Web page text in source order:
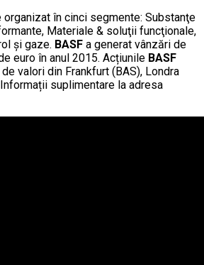
în cinci segmente: Substanţe
Materiale & soluţii funcţionale,
și gaze. BASF a generat vânzări de
euro în anul 2015. Acțiunile BASF
valori din Frankfurt (BAS), Londra
suplimentare la adresa